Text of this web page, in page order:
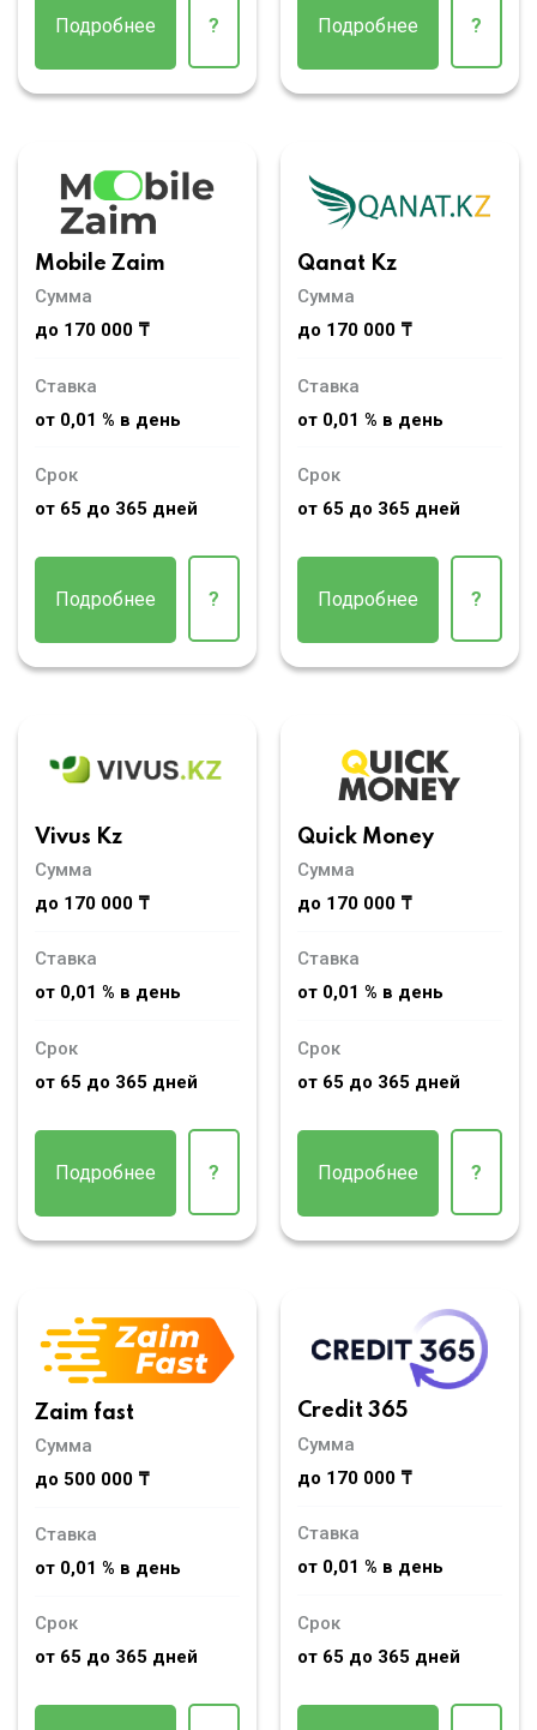
Подробнее ? Подробнее ?
Mobile Zaim
Сумма
до 170 000 ₸
Ставка
от 0,01 % в день
Срок
от 65 до 365 дней
Подробнее ?
Qanat Kz
Сумма
до 170 000 ₸
Ставка
от 0,01 % в день
Срок
от 65 до 365 дней
Подробнее ?
Vivus Kz
Сумма
до 170 000 ₸
Ставка
от 0,01 % в день
Срок
от 65 до 365 дней
Подробнее ?
Quick Money
Сумма
до 170 000 ₸
Ставка
от 0,01 % в день
Срок
от 65 до 365 дней
Подробнее ?
Zaim fast
Сумма
до 500 000 ₸
Ставка
от 0,01 % в день
Срок
от 65 до 365 дней
Credit 365
Сумма
до 170 000 ₸
Ставка
от 0,01 % в день
Срок
от 65 до 365 дней